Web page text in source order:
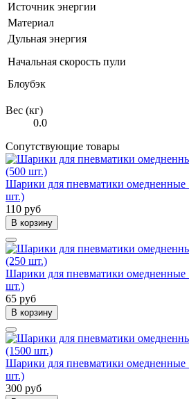
Источник энергии
Материал
Дульная энергия
Начальная скорость пули
Блоубэк
Вес (кг)
0.0
Сопутствующие товары
Шарики для пневматики
шт.)
110 руб
В корзину
Шарики для пневматики
шт.)
65 руб
В корзину
Шарики для пневматики
шт.)
300 руб